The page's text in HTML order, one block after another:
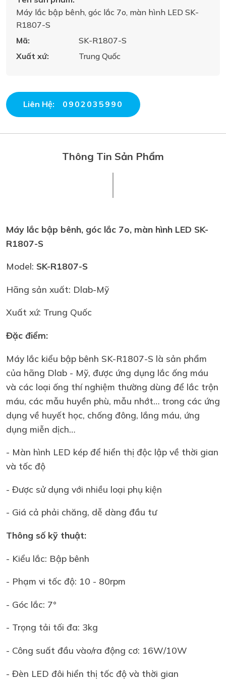
Máy lắc bập bênh, góc lắc 7o, màn hình LED SK-
R1807-S
Mã:
SK-R1807-S
Xuất xứ:
Trung Quốc
Liên Hệ: 0902035990
Thông Tin Sản Phẩm
Máy lắc bập bênh, góc lắc 7o, màn hình LED SK-
R1807-S
Model: SK-R1807-S
Hãng sản xuất: Dlab-Mỹ
Xuất xứ: Trung Quốc
Đặc điểm:
Máy lắc kiểu bập bênh SK-R1807-S là sản phẩm
của hãng Dlab - Mỹ, được ứng dụng lắc ống máu
và các loại ống thí nghiệm thường dùng để lắc trộn
máu, các mẫu huyền phù, mẫu nhớt… trong các ứng
dụng về huyết học, chống đông, lắng máu, ứng
dụng miễn dịch…
- Màn hình LED kép để hiển thị độc lập về thời gian
và tốc độ
- Được sử dụng với nhiều loại phụ kiện
- Giá cả phải chăng, dễ dàng đầu tư
Thông số kỹ thuật:
- Kiểu lắc: Bập bênh
- Phạm vi tốc độ: 10 - 80rpm
- Góc lắc: 7°
- Trọng tải tối đa: 3kg
- Công suất đầu vào/ra động cơ: 16W/10W
- Đèn LED đôi hiển thị tốc độ và thời gian